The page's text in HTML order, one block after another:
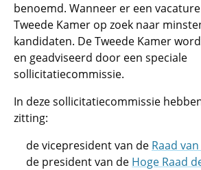
benoemd. Wanneer er een
Tweede Kamer op zoek naar
kandidaten. De Tweede Kamer
en geadviseerd door een speciale
sollicitatiecommissie.
In deze sollicitatiecommissie
zitting:
de vicepresident van de Raad
de president van de Hoge Raad